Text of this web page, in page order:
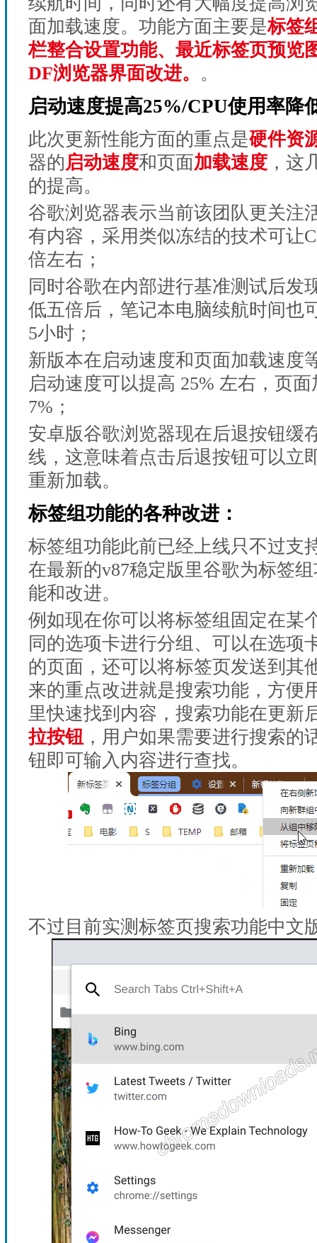
面加载速度。功能方面主要是标签
栏整合设置功能、最近标签页预览
DF浏览器界面改进。 。
启动速度提高25%/CPU使用率降
此次更新性能方面的重点是硬件资
器的启动速度和页面加载速度 ，这
的提高。
谷歌浏览器表示当前该团队更关注
有内容，采用类似冻结的技术可让
倍左右；
同时谷歌在内部进行基准测试后发
低五倍后，笔记本电脑续航时间也
5小时；
新版本在启动速度和页面加载速度
启动速度可以提高 25% 左右，页
7%；
安卓版谷歌浏览器现在后退按钮缓
线，这意味着点击后退按钮可以立
重新加载。
标签组功能的各种改进：
标签组功能此前已经上线只不过支
在最新的v87稳定版里谷歌为标签
能和改进。
例如现在你可以将标签组固定在某
同的选项卡进行分组、可以在选项
的页面，还可以将标签页发送到其
来的重点改进就是搜索功能，方便
里快速找到内容，搜索功能在更新
拉按钮 ，用户如果需要进行搜索的
钮即可输入内容进行查找。
不过目前实测标签页搜索功能中文